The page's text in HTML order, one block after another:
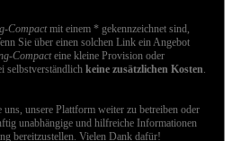
Compactmit einem * gekennzeichnet sind,
Sie über einen solchen Link ein Angebot
Compacteine kleine Provision oder
selbstverständlich keine zusätzlichen Kosten.
unsere Plattform weiter zu betreiben oder
unabhängige und hilfreiche Informationen
bereitzustellen. Vielen Dank dafür!